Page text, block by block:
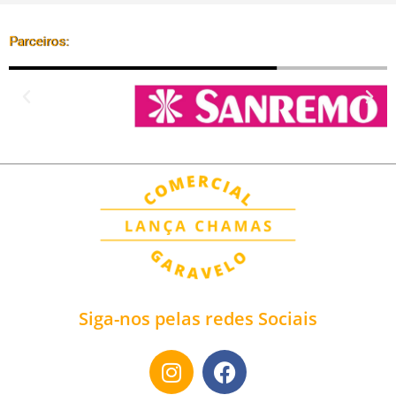
Parceiros:
Siga-nos pelas redes Sociais